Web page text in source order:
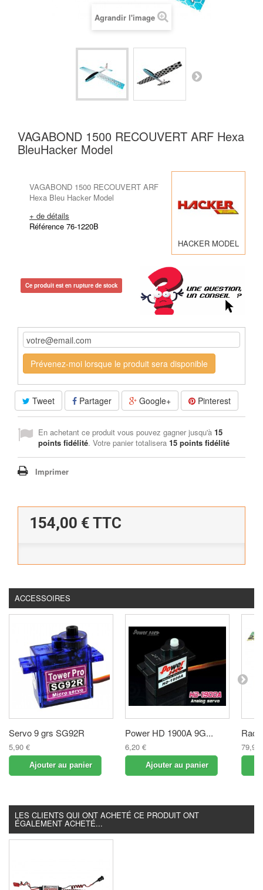
Agrandir l'image
VAGABOND 1500 RECOUVERT ARF Hexa
BleuHacker Model
VAGABOND 1500 RECOUVERT ARF
Hexa Bleu Hacker Model
+ de détails
Référence 76-1220B
HACKER MODEL
Ce produit est en rupture de stock
Prévenez-moi lorsque le produit sera disponible
Tweet Partager Google+ Pinterest
En achetant ce produit vous pouvez gagner jusqu'à 15
points fidélité. Votre panier totalisera 15 points fidélité
Imprimer
154,00 € TTC
ACCESSOIRES
Servo 9 grs SG92R
5,90 €
Ajouter au panier
Power HD 1900A 9G...
6,20 €
Ajouter au panier
79,90
LES CLIENTS QUI ONT ACHETÉ CE PRODUIT ONT
ÉGALEMENT ACHETÉ...